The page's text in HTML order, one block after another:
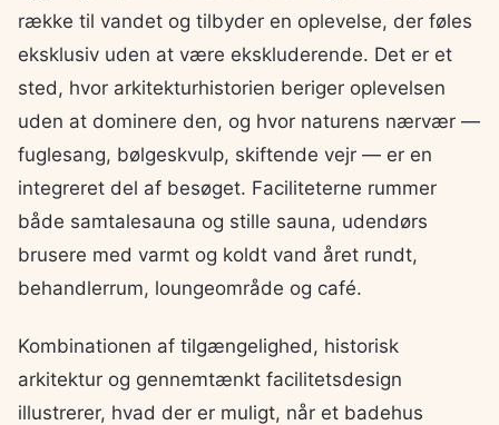
række til vandet og tilbyder en oplevelse, der føles
eksklusiv uden at være ekskluderende. Det er et
sted, hvor arkitekturhistorien beriger oplevelsen
uden at dominere den, og hvor naturens nærvær —
fuglesang, bølgeskvulp, skiftende vejr — er en
integreret del af besøget. Faciliteterne rummer
både samtalesauna og stille sauna, udendørs
brusere med varmt og koldt vand året rundt,
behandlerrum, loungeområde og café.
Kombinationen af tilgængelighed, historisk
arkitektur og gennemtænkt facilitetsdesign
illustrerer, hvad der er muligt, når et badehus